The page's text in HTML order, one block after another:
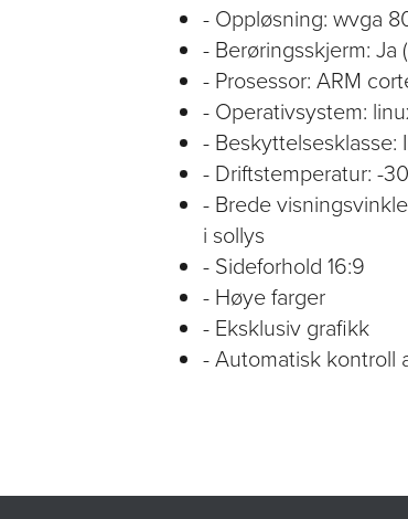
- Oppløsning: wvga
- Berøringsskjerm: Ja
- Prosessor: ARM
- Operativsystem:
- Beskyttelsesklasse:
- Driftstemperatur: -
- Brede
i sollys
- Sideforhold 16:9
- Høye farger
- Eksklusiv grafikk
- Automatisk kontroll